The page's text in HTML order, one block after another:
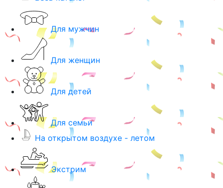
Для мужчин
Для женщин
Для детей
Для семьи
На открытом воздухе - летом
Экстрим